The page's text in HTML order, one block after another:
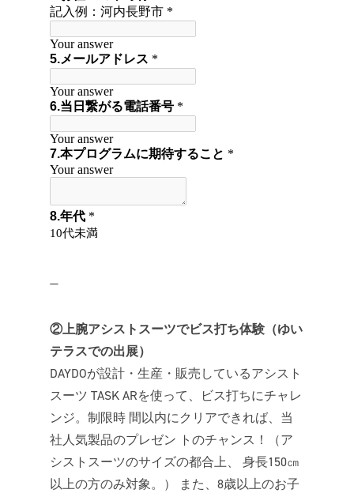
—
②上腕アシストスーツでビス打ち体験（ゆい
テラスでの出展）
DAYDOが設計・生産・販売しているアシスト
スーツ TASK ARを使って、ビス打ちにチャレ
ンジ。制限時 間以内にクリアできれば、当
社人気製品のプレゼン トのチャンス！（ア
シストスーツのサイズの都合上、 身長150㎝
以上の方のみ対象。） また、8歳以上のお子